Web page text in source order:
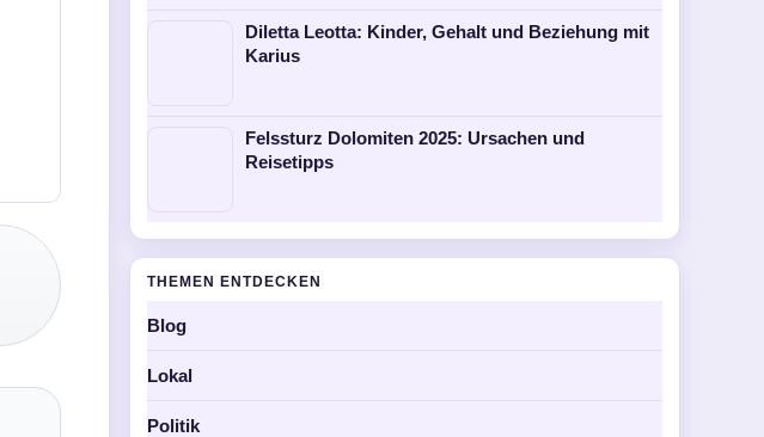
Diletta Leotta: Kinder, Gehalt und Beziehung mit
Karius
Felssturz Dolomiten 2025: Ursachen und
Reisetipps
THEMEN ENTDECKEN
Blog
Lokal
Politik